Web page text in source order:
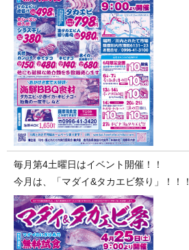
毎月第4土曜日はイベント開催！！
今月は、「マダイ&タカエビ祭り」！！！